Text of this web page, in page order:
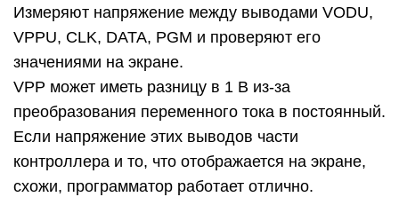
Измеряют напряжение между выводами VODU,
VPPU, CLK, DATA, PGM и проверяют его
значениями на экране.
VPP может иметь разницу в 1 В из-за
преобразования переменного тока в постоянный.
Если напряжение этих выводов части
контроллера и то, что отображается на экране,
схожи, программатор работает отлично.